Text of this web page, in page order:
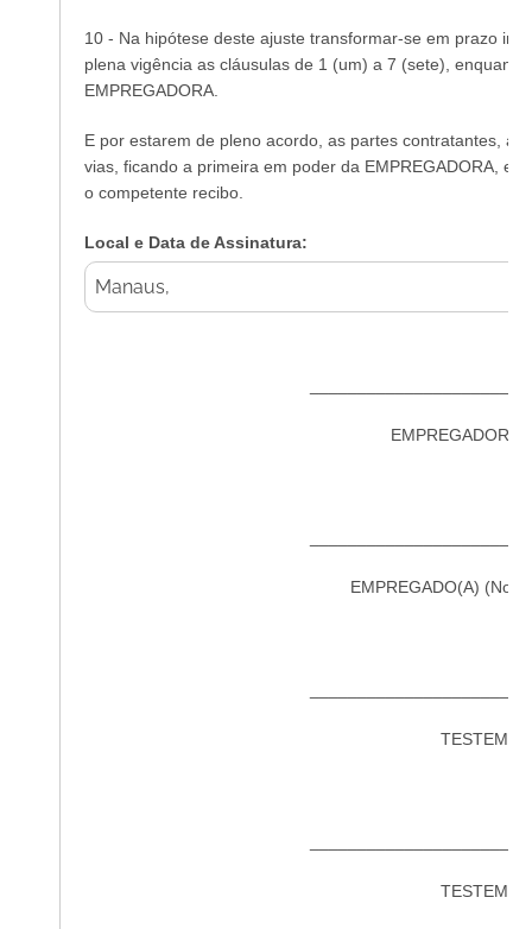
10 - Na hipótese deste ajuste transformar-se em prazo
plena vigência as cláusulas de 1 (um) a 7 (sete),
EMPREGADORA.
E por estarem de pleno acordo, as partes contratantes,
vias, ficando a primeira em poder da EMPREGADORA, e
o competente recibo.
Local e Data de Assinatura:
EMPREGADORA
EMPREGADO(A)